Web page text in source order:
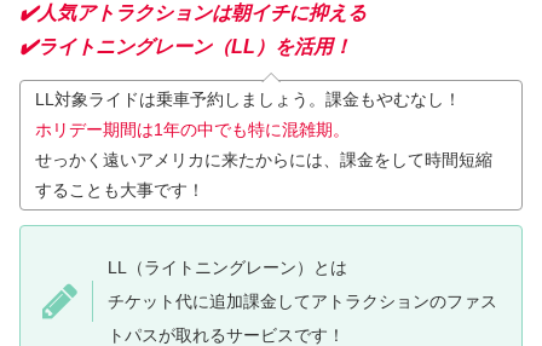
✔️人気アトラクションは朝イチに抑える
✔️ライトニングレーン（LL）を活用！
LL対象ライドは乗車予約しましょう 。 課金もやむなし！
ホリデー期間は1年の中でも特に混雑期。
せっかく遠いアメリカに来たからには、課金をして時間短縮
することも大事です！
LL（ライトニングレーン）とは
チケット代に追加課金してアトラクションのファス
トパスが取れるサービスです！